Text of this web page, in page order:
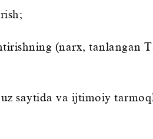
(narx, tanlangan
saytida va ijtimoiy